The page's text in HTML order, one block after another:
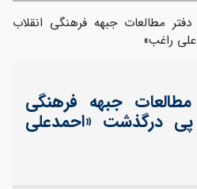
مطالعات جبهه فرهنگی انقلاب
راغب»
جبهه فرهنگی
پی درگذشت «احمدعلی